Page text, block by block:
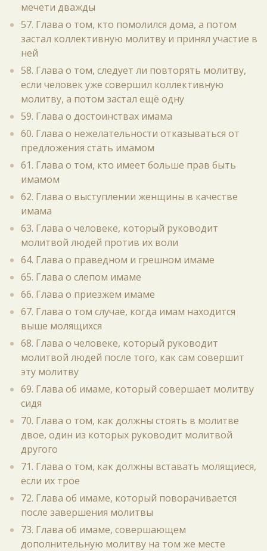
мечети дважды
57. Глава о том, кто помолился дома, а потом
застал коллективную молитву и принял участие в
ней
58. Глава о том, следует ли повторять молитву,
если человек уже совершил коллективную
молитву, а потом застал ещё одну
59. Глава о достоинствах имама
60. Глава о нежелательности отказываться от
предложения стать имамом
61. Глава о том, кто имеет больше прав быть
имамом
62. Глава о выступлении женщины в качестве
имама
63. Глава о человеке, который руководит
молитвой людей против их воли
64. Глава о праведном и грешном имаме
65. Глава о слепом имаме
66. Глава о приезжем имаме
67. Глава о том случае, когда имам находится
выше молящихся
68. Глава о человеке, который руководит
молитвой людей после того, как сам совершит
эту молитву
69. Глава об имаме, который совершает молитву
сидя
70. Глава о том, как должны стоять в молитве
двое, один из которых руководит молитвой
другого
71. Глава о том, как должны вставать молящиеся,
если их трое
72. Глава об имаме, который поворачивается
после завершения молитвы
73. Глава об имаме, совершающем
дополнительную молитву на том же месте